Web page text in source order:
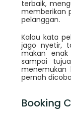
terbaik,
memberikan
pelanggan.
Kalau kata
jago nyetir,
makan enak
sampai
menemukan
pernah
Booking